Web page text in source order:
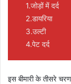
1.जोड़ों में दर्द
2.डायरिया
3.उल्टी
4.पेट दर्द
इस बीमारी के तीसरे